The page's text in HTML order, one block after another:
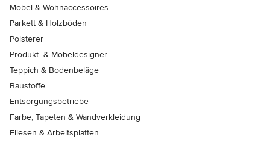
Möbel & Wohnaccessoires
Parkett & Holzböden
Polsterer
Produkt- & Möbeldesigner
Teppich & Bodenbeläge
Baustoffe
Entsorgungsbetriebe
Farbe, Tapeten & Wandverkleidung
Fliesen & Arbeitsplatten